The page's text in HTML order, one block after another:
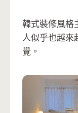
韓式裝修風格
人似乎也越來
覺。